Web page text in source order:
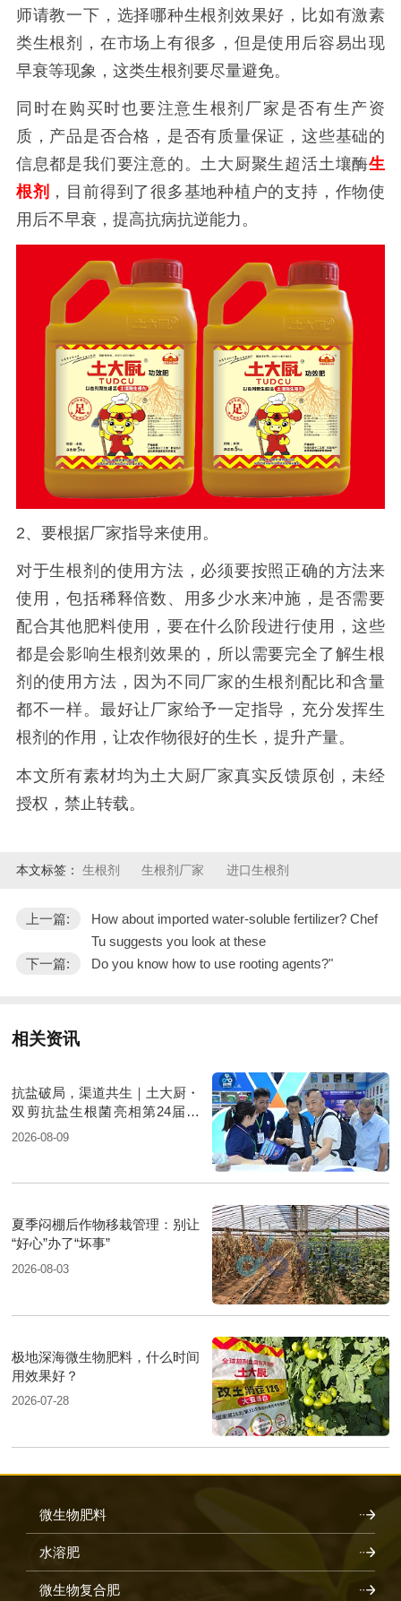
师请教一下，选择哪种生根剂效果好，比如有激素
类生根剂，在市场上有很多，但是使用后容易出现
早衰等现象，这类生根剂要尽量避免。
同时在购买时也要注意生根剂厂家是否有生产资
质，产品是否合格，是否有质量保证，这些基础的
信息都是我们要注意的。土大厨聚生超活土壤酶生
根剂 ，目前得到了很多基地种植户的支持，作物使
用后不早衰，提高抗病抗逆能力。
2、要根据厂家指导来使用。
对于生根剂的使用方法，必须要按照正确的方法来
使用，包括稀释倍数、用多少水来冲施，是否需要
配合其他肥料使用，要在什么阶段进行使用，这些
都是会影响生根剂效果的，所以需要完全了解生根
剂的使用方法，因为不同厂家的生根剂配比和含量
都不一样。最好让厂家给予一定指导，充分发挥生
根剂的作用，让农作物很好的生长，提升产量。
本文所有素材均为土大厨厂家真实反馈原创，未经
授权，禁止转载。
本文标签： 生根剂 生根剂厂家 进口生根剂
上一篇:
How about imported water-soluble fertilizer? Chef
Tu suggests you look at these
下一篇:
Do you know how to use rooting agents?"
相关资讯
抗盐破局，渠道共生｜土大厨・
双剪抗盐生根菌亮相第24届新
疆国际农业博览会
2026-08-09
夏季闷棚后作物移栽管理：别让
“好心”办了“坏事”
2026-08-03
极地深海微生物肥料，什么时间
用效果好？
2026-07-28
微生物肥料
水溶肥
微生物复合肥